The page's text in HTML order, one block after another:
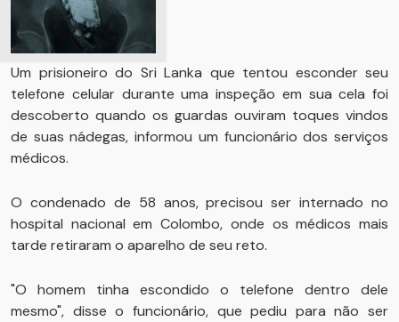
Um prisioneiro do Sri Lanka que tentou esconder seu
telefone celular durante uma inspeção em sua cela foi
descoberto quando os guardas ouviram toques vindos
de suas nádegas, informou um funcionário dos serviços
médicos.
O condenado de 58 anos, precisou ser internado no
hospital nacional em Colombo, onde os médicos mais
tarde retiraram o aparelho de seu reto.
"O homem tinha escondido o telefone dentro dele
mesmo", disse o funcionário, que pediu para não ser